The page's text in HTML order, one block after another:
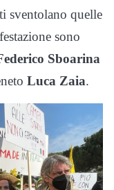
sventolano quelle
sono
Sboarina
Luca Zaia.